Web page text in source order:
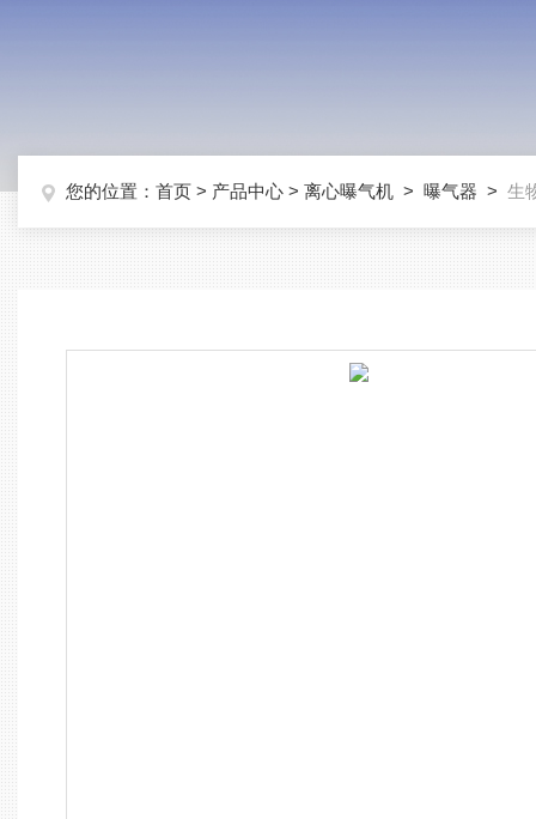
您的位置： 首页 > 产品中心 > 离心曝气机 > 曝气器 > 生